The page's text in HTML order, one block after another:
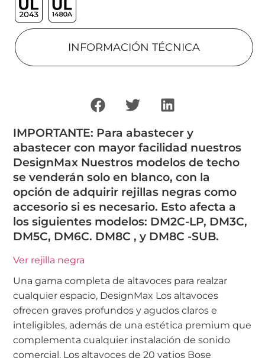
INFORMACIÓN TÉCNICA
IMPORTANTE: Para abastecer y
abastecer con mayor facilidad nuestros
DesignMax Nuestros modelos de techo
se venderán solo en blanco, con la
opción de adquirir rejillas negras como
accesorio si es necesario. Esto afecta a
los siguientes modelos: DM2C-LP, DM3C,
DM5C, DM6C. DM8C , y DM8C -SUB.
Ver rejilla negra
Una gama completa de altavoces para realzar
cualquier espacio, DesignMax Los altavoces
ofrecen graves profundos y agudos claros e
inteligibles, además de una estética premium que
complementa cualquier instalación de sonido
comercial. Los altavoces de 20 vatios Bose